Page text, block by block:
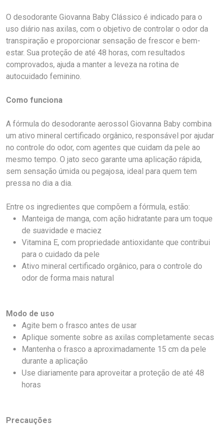
O desodorante Giovanna Baby Clássico é indicado para o
uso diário nas axilas, com o objetivo de controlar o odor da
transpiração e proporcionar sensação de frescor e bem-
estar. Sua proteção de até 48 horas, com resultados
comprovados, ajuda a manter a leveza na rotina de
autocuidado feminino.
Como funciona
A fórmula do desodorante aerossol Giovanna Baby combina
um ativo mineral certificado orgânico, responsável por ajudar
no controle do odor, com agentes que cuidam da pele ao
mesmo tempo. O jato seco garante uma aplicação rápida,
sem sensação úmida ou pegajosa, ideal para quem tem
pressa no dia a dia.
Entre os ingredientes que compõem a fórmula, estão:
Manteiga de manga, com ação hidratante para um toque
de suavidade e maciez
Vitamina E, com propriedade antioxidante que contribui
para o cuidado da pele
Ativo mineral certificado orgânico, para o controle do
odor de forma mais natural
Modo de uso
Agite bem o frasco antes de usar
Aplique somente sobre as axilas completamente secas
Mantenha o frasco a aproximadamente 15 cm da pele
durante a aplicação
Use diariamente para aproveitar a proteção de até 48
horas
Precauções